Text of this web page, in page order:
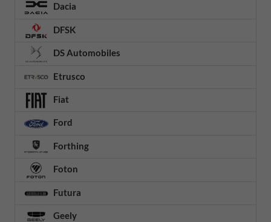
Dacia
DFSK
DS Automobiles
Etrusco
Fiat
Ford
Forthing
Foton
Futura
Geely